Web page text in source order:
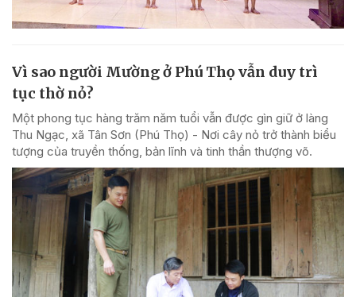
Vì sao người Mường ở Phú Thọ vẫn duy trì
tục thờ nỏ?
Một phong tục hàng trăm năm tuổi vẫn được gìn giữ ở làng
Thu Ngạc, xã Tân Sơn (Phú Thọ) - Nơi cây nỏ trở thành biểu
tượng của truyền thống, bản lĩnh và tinh thần thượng võ.